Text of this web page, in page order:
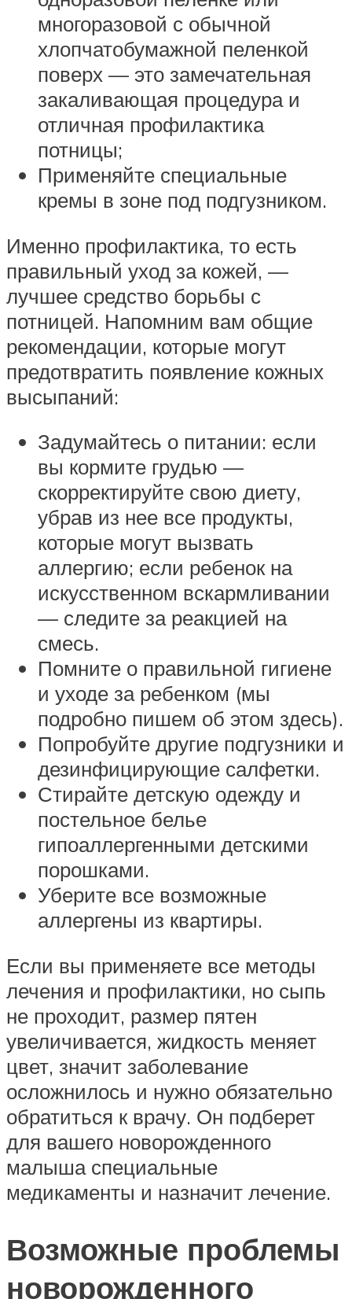
многоразовой с обычной
хлопчатобумажной пеленкой
поверх — это замечательная
закаливающая процедура и
отличная профилактика
потницы;
Применяйте специальные
кремы в зоне под подгузником.
Именно профилактика, то есть
правильный уход за кожей, —
лучшее средство борьбы с
потницей. Напомним вам общие
рекомендации, которые могут
предотвратить появление кожных
высыпаний:
Задумайтесь о питании: если
вы кормите грудью —
скорректируйте свою диету,
убрав из нее все продукты,
которые могут вызвать
аллергию; если ребенок на
искусственном вскармливании
— следите за реакцией на
смесь.
Помните о правильной гигиене
и уходе за ребенком (мы
подробно пишем об этом здесь).
Попробуйте другие подгузники и
дезинфицирующие салфетки.
Стирайте детскую одежду и
постельное белье
гипоаллергенными детскими
порошками.
Уберите все возможные
аллергены из квартиры.
Если вы применяете все методы
лечения и профилактики, но сыпь
не проходит, размер пятен
увеличивается, жидкость меняет
цвет, значит заболевание
осложнилось и нужно обязательно
обратиться к врачу. Он подберет
для вашего новорожденного
малыша специальные
медикаменты и назначит лечение.
Возможные проблемы
новорожденного